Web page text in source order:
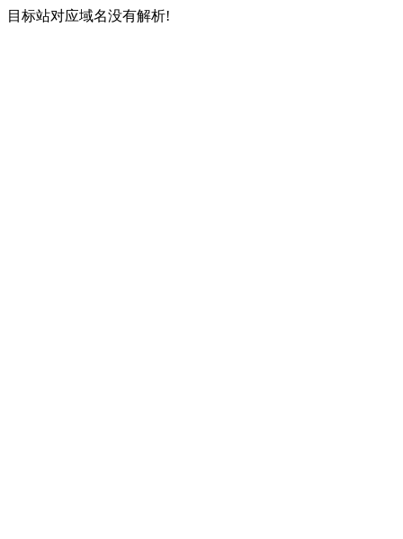
目标站对应域名没有解析!